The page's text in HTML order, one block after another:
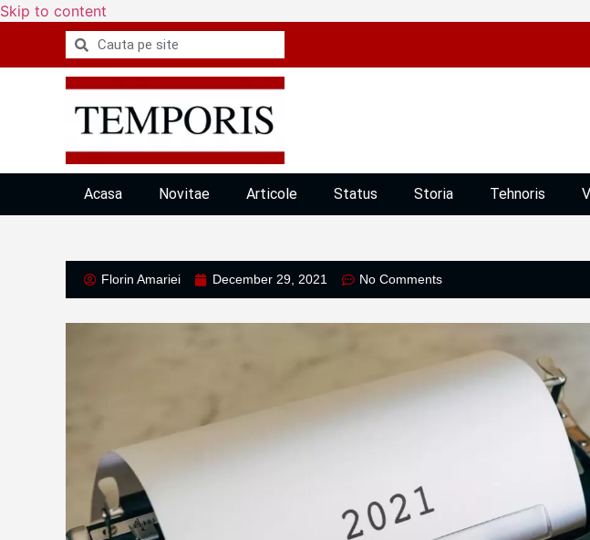
Skip to content
Acasa Novitae Articole Status Storia Tehnoris
Florin Amariei December 29, 2021 No Comments